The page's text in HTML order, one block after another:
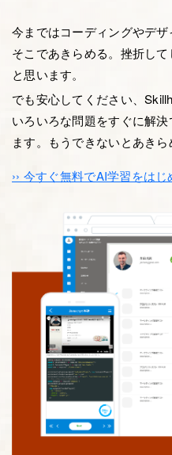
今まではコーディングやデザ
そこであきらめる。挫折し
と思います。
でも安心してください、
いろいろな問題をすぐに解
ます。もうできないとあきら
›› 今すぐ無料でAI学習をはじ